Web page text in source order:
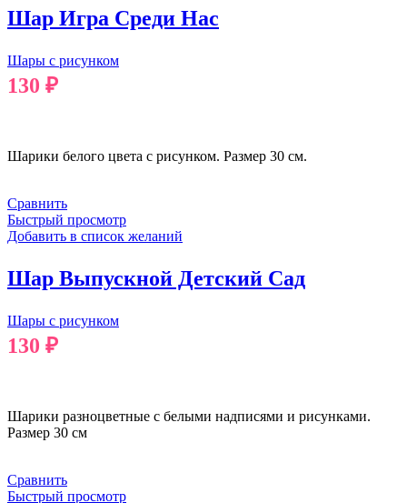
Шар Игра Среди Нас
Шары с рисунком
130 ₽
Шарики белого цвета с рисунком. Размер 30 см.
Сравнить
Быстрый просмотр
Добавить в список желаний
Шар Выпускной Детский Сад
Шары с рисунком
130 ₽
Шарики разноцветные с белыми надписями и рисунками.
Размер 30 см
Сравнить
Быстрый просмотр